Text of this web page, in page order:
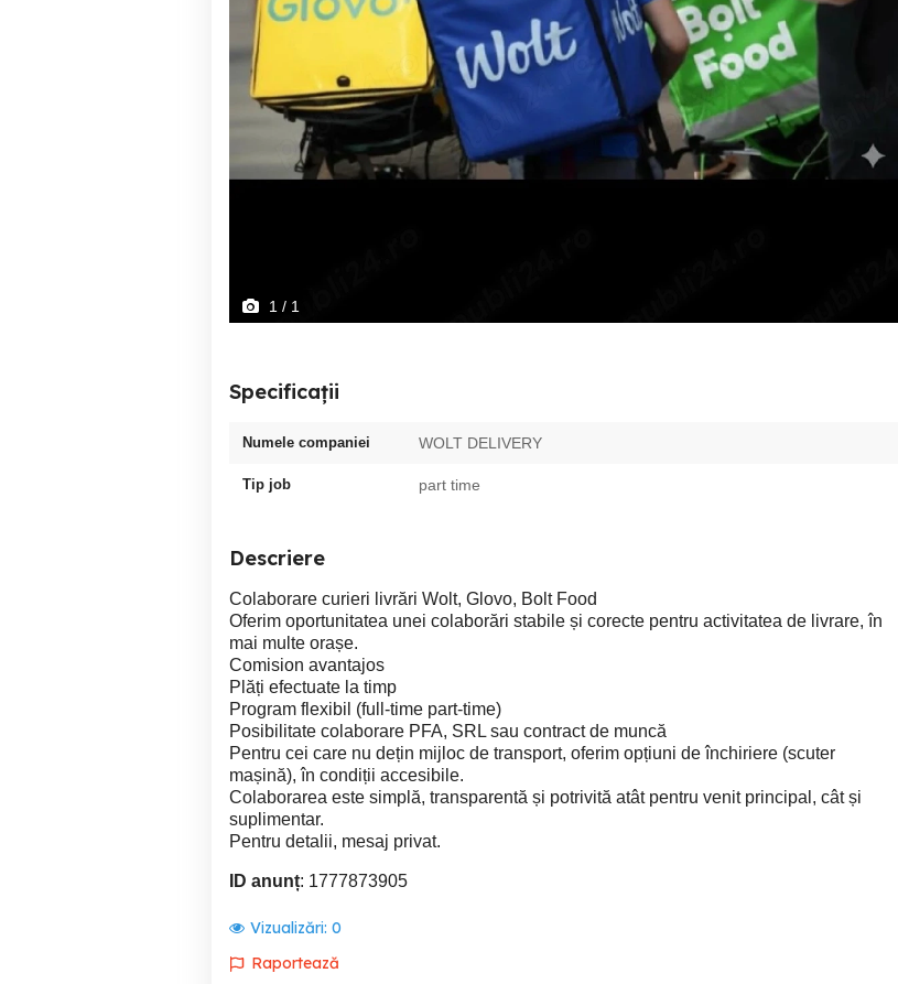
1 / 1
Specificații
Numele companiei WOLT DELIVERY
Tip job part time
Descriere
Colaborare curieri livrări Wolt, Glovo, Bolt Food
Oferim oportunitatea unei colaborări stabile și corecte pentru activitatea de livrare, în
mai multe orașe.
Comision avantajos
Plăți efectuate la timp
Program flexibil (full-time part-time)
Posibilitate colaborare PFA, SRL sau contract de muncă
Pentru cei care nu dețin mijloc de transport, oferim opțiuni de închiriere (scuter
mașină), în condiții accesibile.
Colaborarea este simplă, transparentă și potrivită atât pentru venit principal, cât și
suplimentar.
Pentru detalii, mesaj privat.
ID anunț: 1777873905
Vizualizări: 0
Raportează